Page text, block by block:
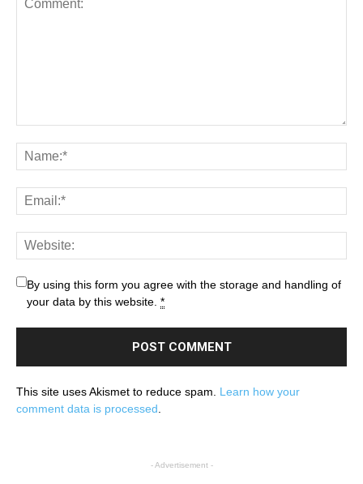
By using this form you agree with the storage and handling of
your data by this website. *
This site uses Akismet to reduce spam. Learn how your
comment data is processed.
- Advertisement -